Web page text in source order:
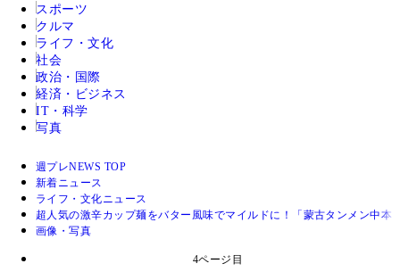
スポーツ
クルマ
ライフ・文化
社会
政治・国際
経済・ビジネス
IT・科学
写真
週プレNEWS TOP
新着ニュース
ライフ・文化ニュース
超人気の激辛カップ麺をバター風味でマイルドに！「蒙古タンメン中
画像・写真
4ページ目